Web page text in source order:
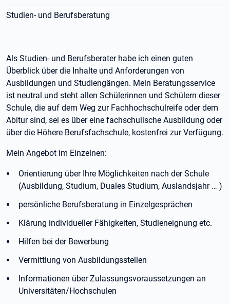
Studien- und Berufsberatung
Als Studien- und Berufsberater habe ich einen guten
Überblick über die Inhalte und Anforderungen von
Ausbildungen und Studiengängen. Mein Beratungsservice
ist neutral und steht allen Schülerinnen und Schülern dieser
Schule, die auf dem Weg zur Fachhochschulreife oder dem
Abitur sind, sei es über eine fachschulische Ausbildung oder
über die Höhere Berufsfachschule, kostenfrei zur Verfügung.
Mein Angebot im Einzelnen:
Orientierung über Ihre Möglichkeiten nach der Schule
(Ausbildung, Studium, Duales Studium, Auslandsjahr … )
persönliche Berufsberatung in Einzelgesprächen
Klärung individueller Fähigkeiten, Studieneignung etc.
Hilfen bei der Bewerbung
Vermittlung von Ausbildungsstellen
Informationen über Zulassungsvoraussetzungen an
Universitäten/Hochschulen